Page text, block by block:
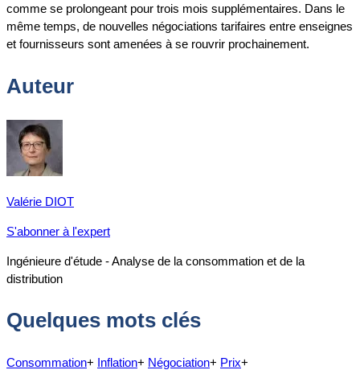
comme se prolongeant pour trois mois supplémentaires. Dans le
même temps, de nouvelles négociations tarifaires entre enseignes
et fournisseurs sont amenées à se rouvrir prochainement.
Auteur
Valérie DIOT
S'abonner à l'expert
Ingénieure d'étude - Analyse de la consommation et de la
distribution
Quelques mots clés
Consommation+ Inflation+ Négociation+ Prix+